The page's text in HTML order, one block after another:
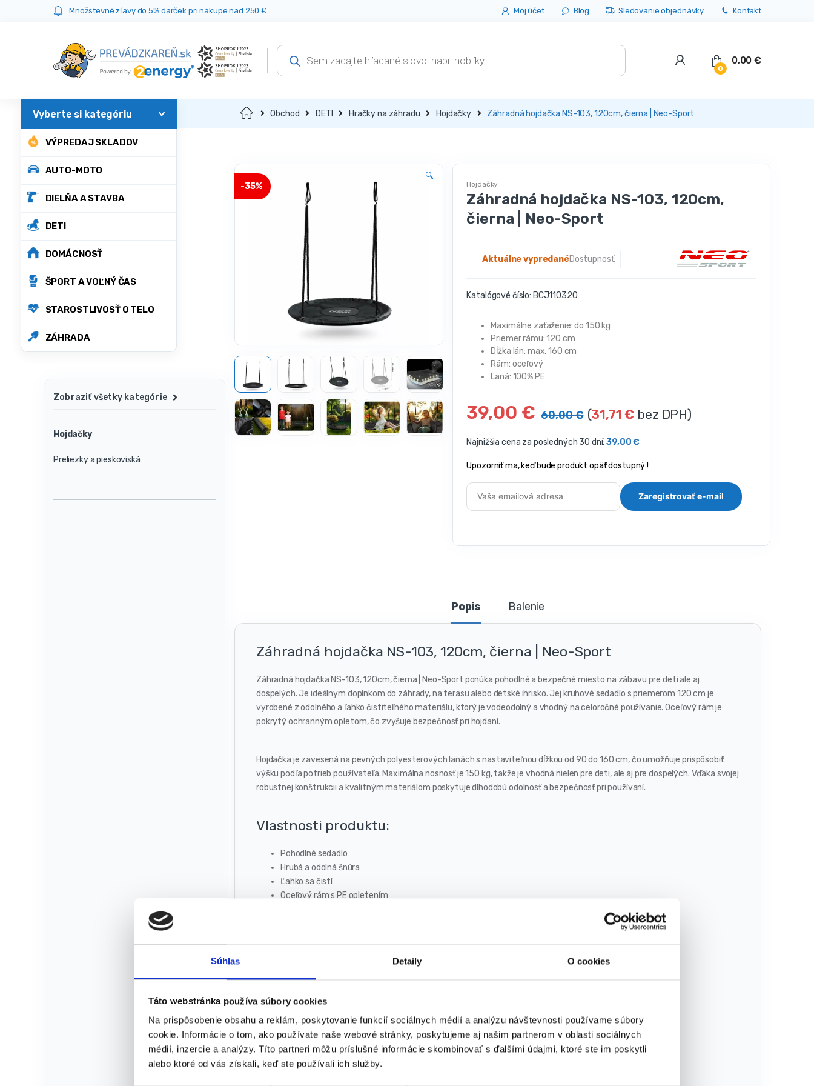
Súhlas Detaily O cookies
Táto webstránka používa súbory cookies
Na prispôsobenie obsahu a reklám, poskytovanie funkcií sociálnych médií a analýzu návštevnosti používame súbory
cookie. Informácie o tom, ako používate naše webové stránky, poskytujeme aj našim partnerom v oblasti sociálnych
médií, inzercie a analýzy. Títo partneri môžu príslušné informácie skombinovať s ďalšími údajmi, ktoré ste im poskytli
alebo ktoré od vás získali, keď ste používali ich služby.
Množstevné zľavy do 5% darček pri nákupe nad 250 € Môj účet Blog Sledovanie objednávky Kontakt
Products
search
0
0,00€
VÝPREDAJ SKLADOV
AUTO-MOTO
DIELŇA A STAVBA
DETI
DOMÁCNOSŤ
ŠPORT A VOĽNÝ ČAS
STAROSTLIVOSŤ O TELO
ZÁHRADA
Domov Obchod DETI Hračky na záhradu Hojdačky Záhradná hojdačka NS-103, 120cm, čierna | Neo-Sport
-35%
🔍
Hojdačky
Záhradná hojdačka NS-103, 120cm,
čierna | Neo-Sport
Dostupnosť:
Aktuálne vypredané
Katalógové číslo: BCJ110320
Maximálne zaťaženie: do 150 kg
Priemer rámu: 120 cm
Dĺžka lán: max. 160 cm
Rám: oceľový
Laná: 100% PE
39,00 € 60,00€ (31,71€ bez DPH)
Najnižšia cena za posledných 30 dní:39,00 €
Upozorniť ma, keď bude produkt opäť dostupný !
Popis Balenie
Záhradná hojdačka NS-103, 120cm, čierna | Neo-Sport
Záhradná hojdačka NS-103, 120cm, čierna | Neo-Sport ponúka pohodlné a bezpečné miesto na zábavu pre deti ale aj
dospelých. Je ideálnym doplnkom do záhrady, na terasu alebo detské ihrisko. Jej kruhové sedadlo s priemerom 120 cm je
vyrobené z odolného a ľahko čistiteľného materiálu, ktorý je vodeodolný a vhodný na celoročné používanie. Oceľový rám je
pokrytý ochranným opletom, čo zvyšuje bezpečnosť pri hojdaní.
Hojdačka je zavesená na pevných polyesterových lanách s nastaviteľnou dĺžkou od 90 do 160 cm, čo umožňuje prispôsobiť
výšku podľa potrieb používateľa. Maximálna nosnosť je 150 kg, takže je vhodná nielen pre deti, ale aj pre dospelých. Vďaka svojej
robustnej konštrukcii a kvalitným materiálom poskytuje dlhodobú odolnosť a bezpečnosť pri používaní.
Vlastnosti produktu:
Pohodlné sedadlo
Hrubá a odolná šnúra
Ľahko sa čistí
Oceľový rám s PE opletením
Maximálne zaťaženie: do 150 kg
Laná: 100% PE
Hmotnosť: 4,1 kg
Zobraziť všetky kategórie
Hojdačky
Preliezky a pieskoviská